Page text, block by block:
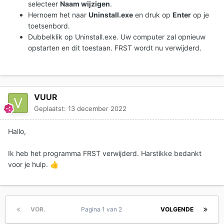
selecteer Naam wijzigen.
Hernoem het naar Uninstall.exe en druk op Enter op je
toetsenbord.
Dubbelklik op Uninstall.exe. Uw computer zal opnieuw
opstarten en dit toestaan. FRST wordt nu verwijderd.
VUUR
Geplaatst: 13 december 2022
Hallo,
Ik heb het programma FRST verwijderd. Harstikke bedankt
voor je hulp. 👍
VOR. VOLGENDE
Pagina 1 van 2